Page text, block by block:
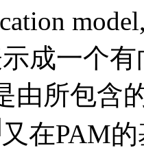
成一个
由所包含
又在PAM